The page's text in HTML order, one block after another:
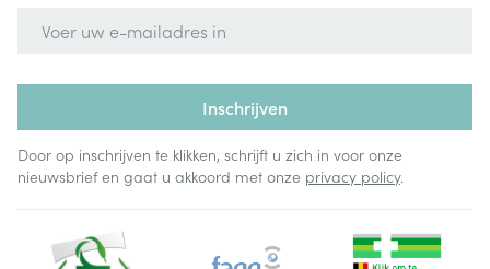
Inschrijven
Door op inschrijven te klikken, schrijft u zich in voor onze
nieuwsbrief en gaat u akkoord met onze privacy policy.